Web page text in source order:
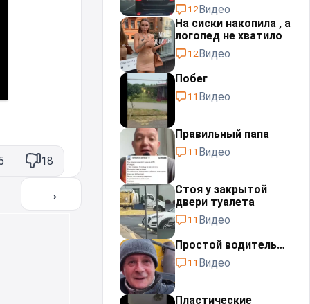
18
→
12Видео
На сиски накопила , а
логопед не хватило
12Видео
Побег
11 Видео
Правильный папа
11 Видео
Стоя у закрытой
двери туалета
11 Видео
Простой водитель…
11 Видео
Пластические